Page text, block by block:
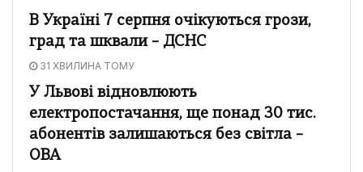
В Україні 7 серпня очікуються грози,
град та шквали – ДСНС
31 ХВИЛИНА ТОМУ
У Львові відновлюють
електропостачання, ще понад 30 тис.
абонентів залишаються без світла –
ОВА